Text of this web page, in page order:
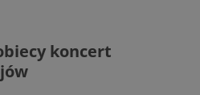
koncert